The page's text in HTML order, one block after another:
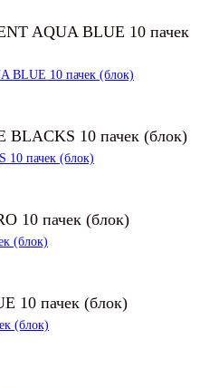
BLUE 10 пачек (блок)
10 пачек (блок)
(блок)
(блок)